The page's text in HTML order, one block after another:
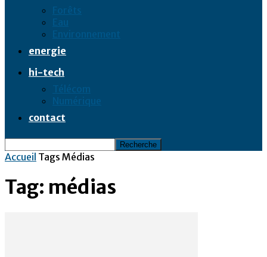
Forêts
Eau
Environnement
energie
hi-tech
Télécom
Numérique
contact
Accueil Tags Médias
Tag: médias